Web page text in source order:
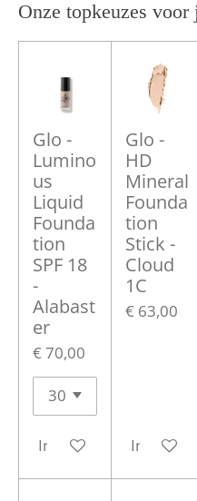
Onze topkeuzes voor
Glo -
Lumino
us
Liquid
Founda
tion
SPF 18
-
Alabast
er
€ 70,00
In winkelwagen
Glo -
HD
Mineral
Founda
tion
Stick -
Cloud
1C
€ 63,00
In